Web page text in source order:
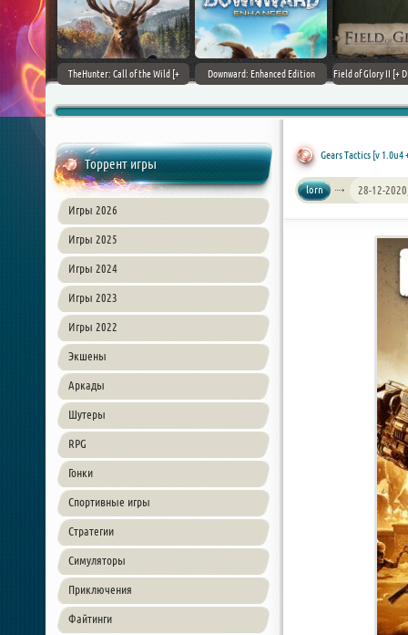
(2017)
TheHunter: Call of the Wild [+
Downward: Enhanced Edition
Field of Glory II [+
Торрент игры
Игры 2026
Игры 2025
Игры 2024
Игры 2023
Игры 2022
Экшены
Аркады
Шутеры
RPG
Гонки
Спортивные игры
Стратегии
Симуляторы
Приключения
Файтинги
Gears Tactics [v 1.0u4
lorn 28-12-